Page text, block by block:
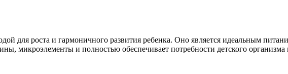
для роста и гармоничного развития ребенка. Оно является идеальным
микроэлементы и полностью обеспечивает потребности детского